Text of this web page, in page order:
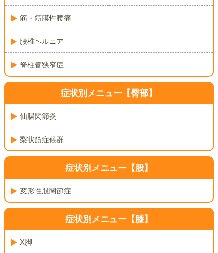
筋・筋膜性腰痛
腰椎ヘルニア
脊柱管狭窄症
症状別メニュー【臀部】
仙腸関節炎
梨状筋症候群
症状別メニュー【股】
変形性股関節症
症状別メニュー【膝】
X脚